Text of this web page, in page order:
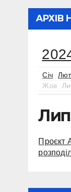
АРХІВ
Січ Лют
Жов
Проєкт